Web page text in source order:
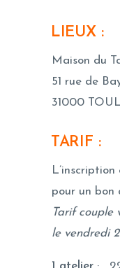
LIEUX :
Maison du
51 rue de
31000
TARIF :
pour un bon
Tarif couple
le vendredi